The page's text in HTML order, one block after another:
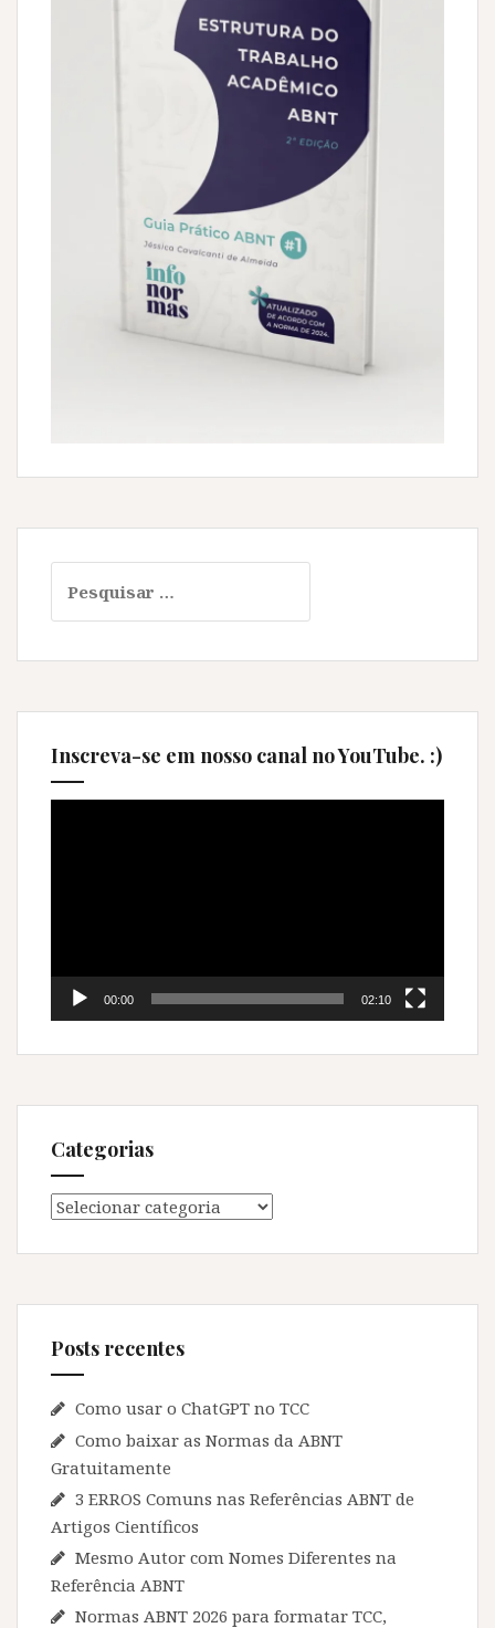
por:
Inscreva-se em nosso canal no YouTube. :)
00:00 02:10
Categorias
Categorias
Posts recentes
Como usar o ChatGPT no TCC
Como baixar as Normas da ABNT
Gratuitamente
3 ERROS Comuns nas Referências ABNT de
Artigos Científicos
Mesmo Autor com Nomes Diferentes na
Referência ABNT
Normas ABNT 2026 para formatar TCC,